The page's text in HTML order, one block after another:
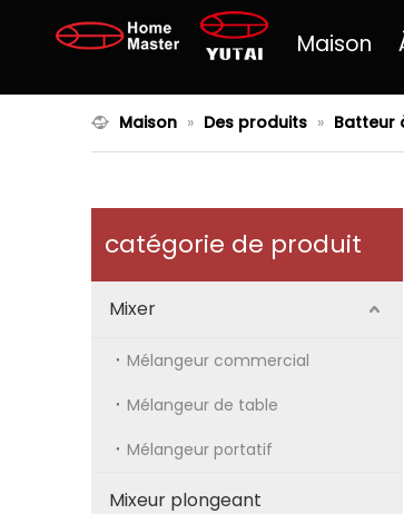
Maison
Maison » Des produits » Batteur
catégorie de produit
Mixer
Mélangeur commercial
Mélangeur de table
Mélangeur portatif
Mixeur plongeant